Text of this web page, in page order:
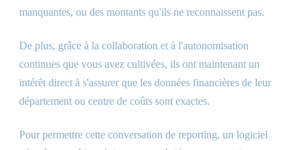
manquantes, ou des montants qu'ils ne reconnaissent pas.
De plus, grâce à la collaboration et à l'autonomisation
continues que vous avez cultivées, ils ont maintenant un
intérêt direct à s'assurer que les données financières de leur
département ou centre de coûts sont exactes.
Pour permettre cette conversation de reporting, un logiciel